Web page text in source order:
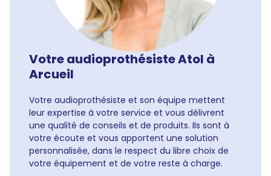
Votre audioprothésiste Atol à
Arcueil
Votre audioprothésiste et son équipe mettent
leur expertise à votre service et vous délivrent
une qualité de conseils et de produits. Ils sont à
votre écoute et vous apportent une solution
personnalisée, dans le respect du libre choix de
votre équipement et de votre reste à charge.